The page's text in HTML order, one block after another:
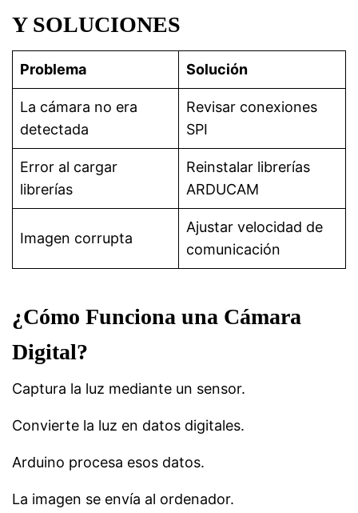
Y SOLUCIONES
Problema Solución
La cámara no era
detectada
Revisar conexiones
SPI
Error al cargar
librerías
Reinstalar librerías
ARDUCAM
Imagen corrupta
Ajustar velocidad de
comunicación
¿Cómo Funciona una Cámara
Digital?
Captura la luz mediante un sensor.
Convierte la luz en datos digitales.
Arduino procesa esos datos.
La imagen se envía al ordenador.